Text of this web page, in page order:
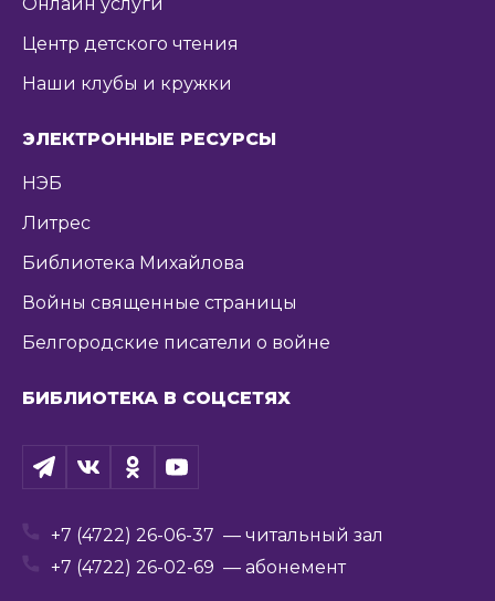
Центр детского чтения
Наши клубы и кружки
ЭЛЕКТРОННЫЕ РЕСУРСЫ
НЭБ
Литрес
Библиотека Михайлова
Войны священные страницы
Белгородские писатели о войне
БИБЛИОТЕКА В СОЦСЕТЯХ
+7 (4722) 26-06-37 — читальный зал
+7 (4722) 26-02-69 — абонемент